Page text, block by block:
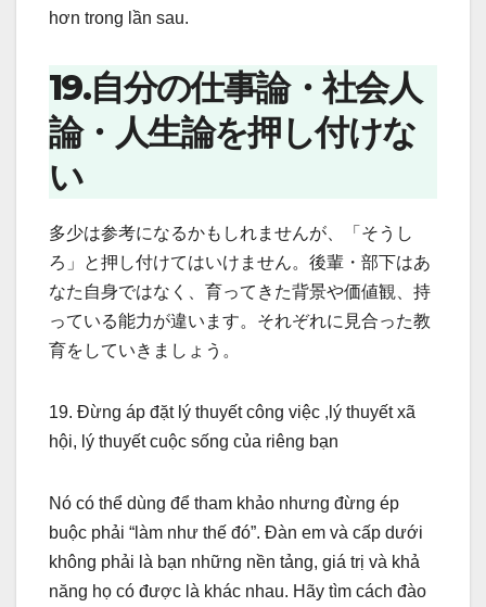
hơn trong lần sau.
19.自分の仕事論・社会人
論・人生論を押し付けな
い
多少は参考になるかもしれませんが、「そうし
ろ」と押し付けてはいけません。後輩・部下はあ
なた自身ではなく、育ってきた背景や価値観、持
っている能力が違います。それぞれに見合った教
育をしていきましょう。
19. Đừng áp đặt lý thuyết công việc ,lý thuyết xã
hội, lý thuyết cuộc sống của riêng bạn
Nó có thể dùng để tham khảo nhưng đừng ép
buộc phải “làm như thế đó”. Đàn em và cấp dưới
không phải là bạn những nền tảng, giá trị và khả
năng họ có được là khác nhau. Hãy tìm cách đào